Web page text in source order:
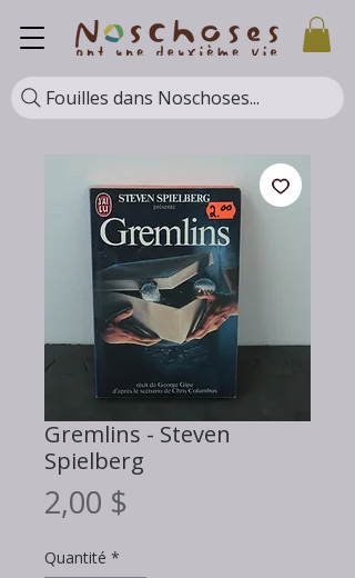
Fouilles dans Noschoses...
Gremlins - Steven
Spielberg
2,00 $
Quantité *